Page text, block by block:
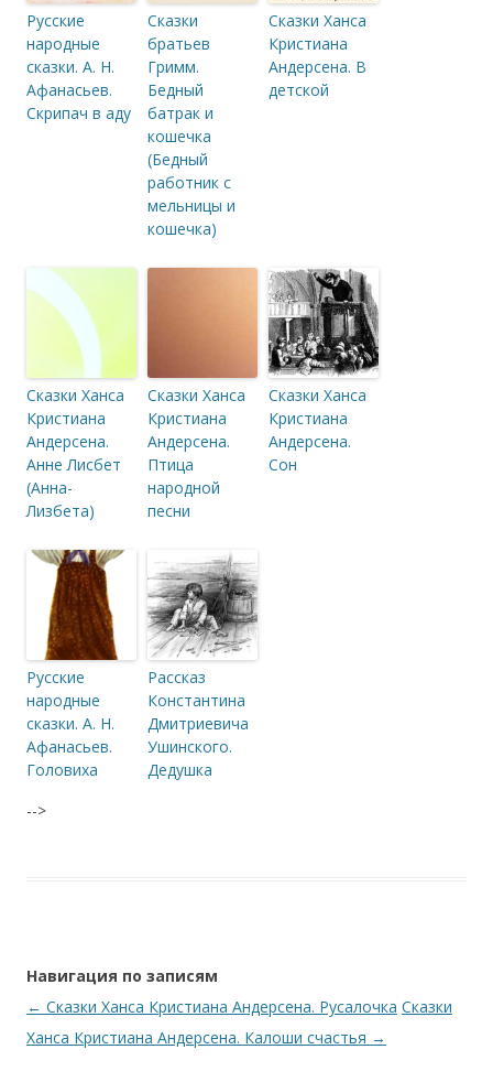
Русские
народные
сказки. А. Н.
Афанасьев.
Скрипач в аду
Сказки
братьев
Гримм.
Бедный
батрак и
кошечка
(Бедный
работник с
мельницы и
кошечка)
Сказки Ханса
Кристиана
Андерсена. В
детской
Сказки Ханса
Кристиана
Андерсена.
Анне Лисбет
(Анна-
Лизбета)
Сказки Ханса
Кристиана
Андерсена.
Птица
народной
песни
Сказки Ханса
Кристиана
Андерсена.
Сон
Русские
народные
сказки. А. Н.
Афанасьев.
Головиха
Рассказ
Константина
Дмитриевича
Ушинского.
Дедушка
-->
Навигация по записям
← Сказки Ханса Кристиана Андерсена. Русалочка Сказки
Ханса Кристиана Андерсена. Калоши счастья →